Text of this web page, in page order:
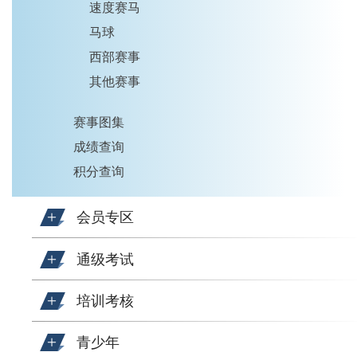
速度赛马
马球
西部赛事
其他赛事
赛事图集
成绩查询
积分查询
会员专区
通级考试
培训考核
青少年